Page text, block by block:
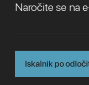
Naročite se na
Iskalnik po